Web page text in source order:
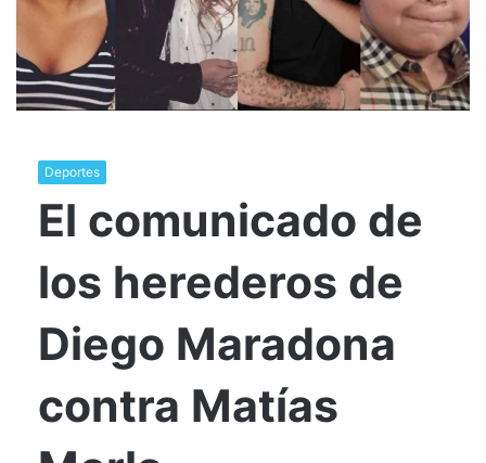
Deportes
El comunicado de
los herederos de
Diego Maradona
contra Matías